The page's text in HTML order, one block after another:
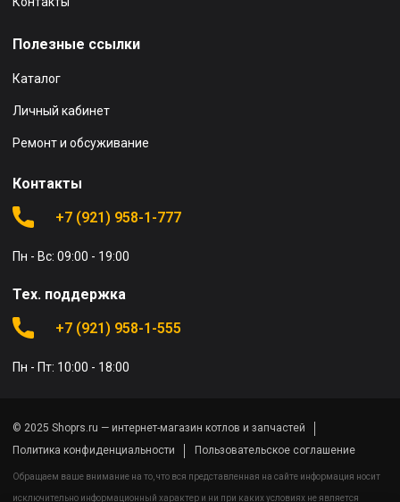
Полезные ссылки
Каталог
Личный кабинет
Ремонт и обсуживание
Контакты
+7 (921) 958-1-777
Пн - Вс: 09:00 - 19:00
Тех. поддержка
+7 (921) 958-1-555
Пн - Пт: 10:00 - 18:00
© 2025 Shoprs.ru — интернет-магазин котлов и запчастей
Политика конфиденциальности
Пользовательское соглашение
Обращаем ваше внимание на то, что вся представленная на сайте информация носит
исключительно информационный характер и ни при каких условиях не является